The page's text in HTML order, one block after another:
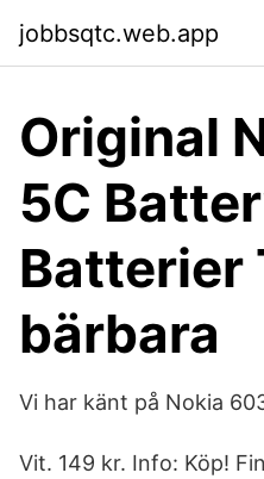
jobbsqtc.web.app
Original
5C
Batterier
bärbara
Vi har känt på Nokia
Vit. 149 kr. Info: Köp!